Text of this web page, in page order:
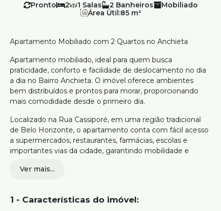
Pronto 2 1 2
Mobiliado
Área Útil:85 m²
Apartamento Mobiliado com 2 Quartos no Anchieta
Apartamento mobiliado, ideal para quem busca
praticidade, conforto e facilidade de deslocamento no dia
a dia no Bairro Anchieta. O imóvel oferece ambientes
bem distribuídos e prontos para morar, proporcionando
mais comodidade desde o primeiro dia.
Localizado na Rua Cassiporé, em uma região tradicional
de Belo Horizonte, o apartamento conta com fácil acesso
a supermercados, restaurantes, farmácias, escolas e
importantes vias da cidade, garantindo mobilidade e
Sala confortável para dois ambientes
Ver mais...
1 - Características do imóvel: